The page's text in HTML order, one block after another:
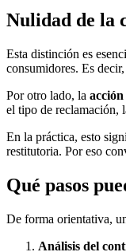
Nulidad de la
Esta distinción es
consumidores. Es
Por otro lado, la
el tipo de reclamación,
En la práctica, esto
restitutoria. Por eso
Qué pasos
De forma orientativa,
Análisis del